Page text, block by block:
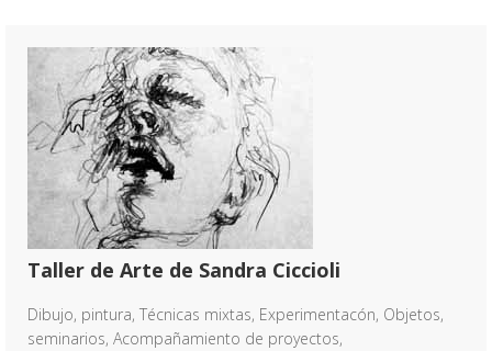
Taller de Arte de Sandra Ciccioli
Dibujo, pintura, Técnicas mixtas, Experimentacón, Objetos,
seminarios, Acompañamiento de proyectos,